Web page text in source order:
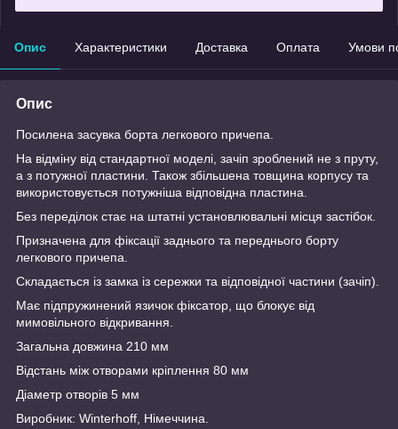
Опис Характеристики Доставка Оплата Умови
Опис
Посилена засувка борта легкового причепа.
На відміну від стандартної моделі, зачіп зроблений не з пруту,
а з потужної пластини. Також збільшена товщина корпусу та
використовується потужніша відповідна пластина.
Без переділок стає на штатні установлювальні місця застібок.
Призначена для фіксації заднього та переднього борту
легкового причепа.
Складається із замка із сережки та відповідної частини (зачіп).
Має підпружинений язичок фіксатор, що блокує від
мимовільного відкривання.
Загальна довжина 210 мм
Відстань між отворами кріплення 80 мм
Діаметр отворів 5 мм
Виробник: Winterhoff, Німеччина.